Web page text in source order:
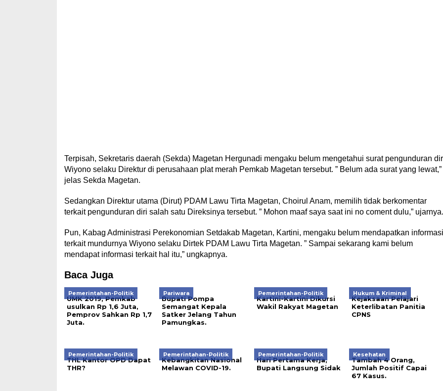
Terpisah, Sekretaris daerah (Sekda) Magetan Hergunadi mengaku belum mengetahui surat pengunduran
Wiyono selaku Direktur di perusahaan plat merah Pemkab Magetan tersebut. ” Belum ada surat yang lewat,”
jelas Sekda Magetan.
Sedangkan Direktur utama (Dirut) PDAM Lawu Tirta Magetan, Choirul Anam, memilih tidak berkomentar
terkait pengunduran diri salah satu Direksinya tersebut. ” Mohon maaf saya saat ini no coment dulu,” ujarnya.
Pun, Kabag Administrasi Perekonomian Setdakab Magetan, Kartini, mengaku belum mendapatkan informasi
terkait mundurnya Wiyono selaku Dirtek PDAM Lawu Tirta Magetan. ” Sampai sekarang kami belum
mendapat informasi terkait hal itu,” ungkapnya.
Baca Juga
Pemerintahan-Politik
UMK 2019, Pemkab
usulkan Rp 1,6 Juta,
Pemprov Sahkan Rp 1,7
Juta.
Pariwara
Bupati Pompa
Semangat Kepala
Satker Jelang Tahun
Pamungkas.
Pemerintahan-Politik
Kartini-Kartini Dikursi
Wakil Rakyat Magetan
Hukum & Kriminal
Kejaksaan Pelajari
Keterlibatan Panitia
CPNS
Pemerintahan-Politik
THL Kantor OPD Dapat
THR?
Pemerintahan-Politik
Kebangkitan Nasional
Melawan COVID-19.
Pemerintahan-Politik
Hari Pertama Kerja,
Bupati Langsung Sidak
Kesehatan
Tambah 4 Orang,
Jumlah Positif Capai
67 Kasus.